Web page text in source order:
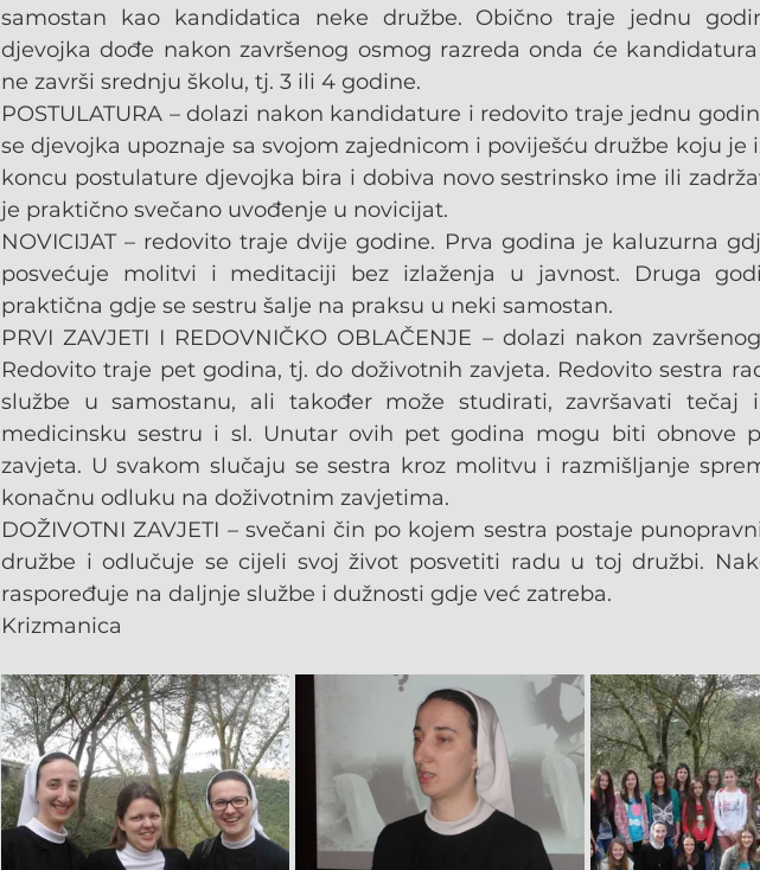
samostan kao kandidatica neke družbe. Obično traje jednu
djevojka dođe nakon završenog osmog razreda onda će
ne završi srednju školu, tj. 3 ili 4 godine.
POSTULATURA – dolazi nakon kandidature i redovito traje jednu
se djevojka upoznaje sa svojom zajednicom i poviješću družbe koju je
koncu postulature djevojka bira i dobiva novo sestrinsko ime ili
je praktično svečano uvođenje u novicijat.
NOVICIJAT – redovito traje dvije godine. Prva godina je kaluzurna
posvećuje molitvi i meditaciji bez izlaženja u javnost. Druga
praktična gdje se sestru šalje na praksu u neki samostan.
PRVI ZAVJETI I REDOVNIČKO OBLAČENJE – dolazi nakon
Redovito traje pet godina, tj. do doživotnih zavjeta. Redovito sestra
službe u samostanu, ali također može studirati, završavati tečaj
medicinsku sestru i sl. Unutar ovih pet godina mogu biti obnove
zavjeta. U svakom slučaju se sestra kroz molitvu i razmišljanje
konačnu odluku na doživotnim zavjetima.
DOŽIVOTNI ZAVJETI – svečani čin po kojem sestra postaje
družbe i odlučuje se cijeli svoj život posvetiti radu u toj družbi.
raspoređuje na daljnje službe i dužnosti gdje već zatreba.
Krizmanica